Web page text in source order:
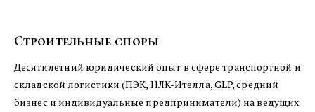
Строительные споры
Десятилетний юридический опыт в сфере транспортной и
складской логистики (ПЭК, НЛK-Ителла, GLP, средний
бизнес и индивидуальные предприниматели) на ведущих